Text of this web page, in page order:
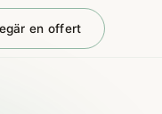
en offert